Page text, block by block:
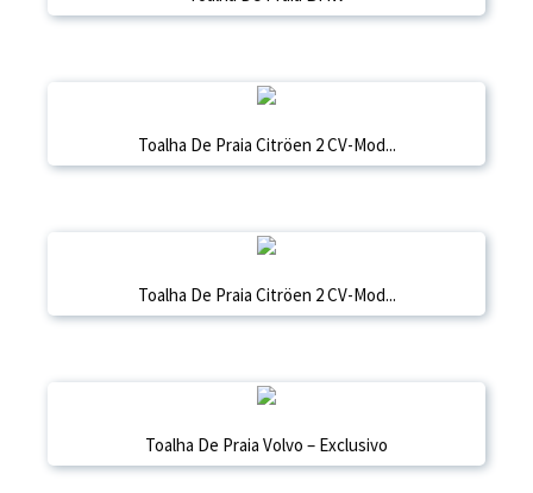
Toalha De Praia Citröen 2 CV-Mod...
Toalha De Praia Citröen 2 CV-Mod...
Toalha De Praia Volvo – Exclusivo